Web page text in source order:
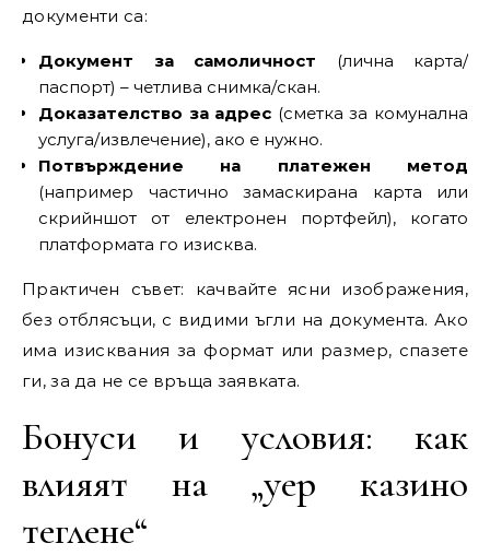
документи са:
Документ за самоличност (лична карта/
паспорт) – четлива снимка/скан.
Доказателство за адрес (сметка за комунална
услуга/извлечение), ако е нужно.
Потвърждение на платежен метод
(например частично замаскирана карта или
скрийншот от електронен портфейл), когато
платформата го изисква.
Практичен съвет: качвайте ясни изображения,
без отблясъци, с видими ъгли на документа. Ако
има изисквания за формат или размер, спазете
ги, за да не се връща заявката.
Бонуси и условия: как
влияят на „yep казино
теглене“